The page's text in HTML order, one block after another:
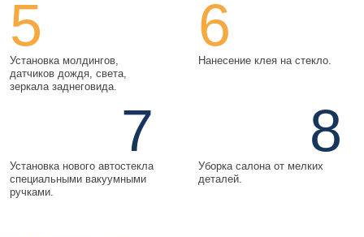
5
Установка молдингов,
датчиков дождя, света,
зеркала заднеговида.
6
Нанесение клея на стекло.
7
Установка нового автостекла
специальными вакуумными
ручками.
8
Уборка салона от мелких
деталей.